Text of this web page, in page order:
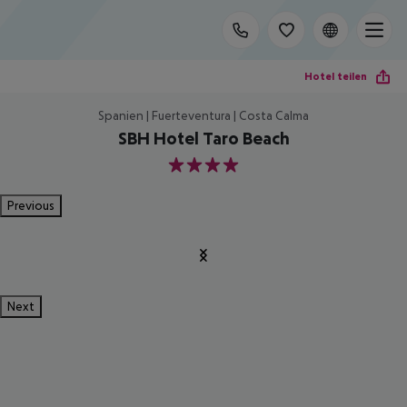
Hotel teilen
Spanien | Fuerteventura | Costa Calma
SBH Hotel Taro Beach
4
Previous
Next